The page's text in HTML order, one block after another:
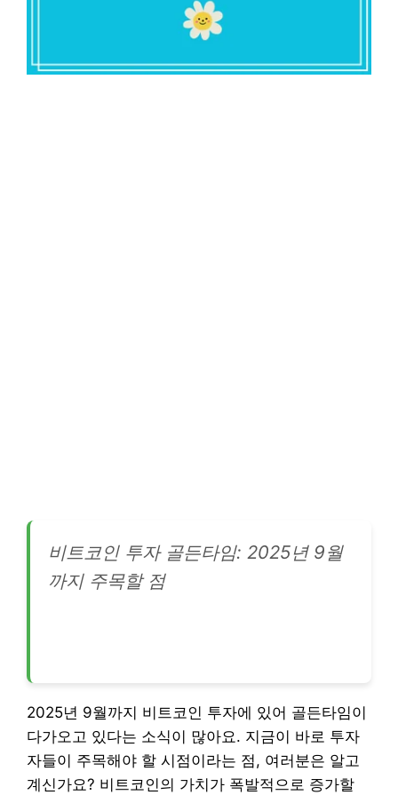
비트코인 투자 골든타임: 2025년 9월
까지 주목할 점
2025년 9월까지 비트코인 투자에 있어 골든타임이
다가오고 있다는 소식이 많아요. 지금이 바로 투자
자들이 주목해야 할 시점이라는 점, 여러분은 알고
계신가요? 비트코인의 가치가 폭발적으로 증가할